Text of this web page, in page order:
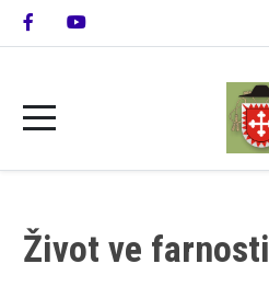
Život ve farnosti